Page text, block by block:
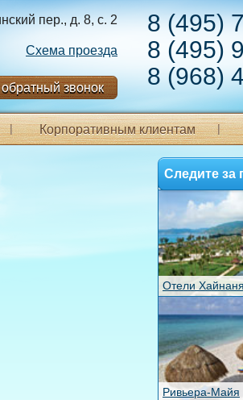
8 (495)
8 (495)
8 (968)
пер., д. 8, с. 2
Схема проезда
обратный звонок
Корпоративным клиентам
Следите за
Отели
Ривьера-Майя